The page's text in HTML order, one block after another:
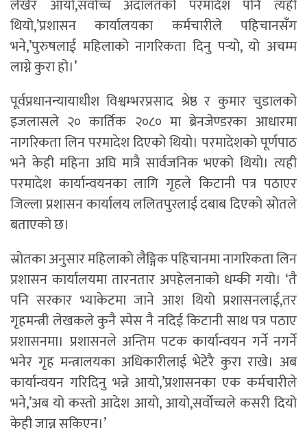
लेखेर आयो,सर्वोच्च अदालतको परमादेश पनि त्यही
थियो,’प्रशासन कार्यालयका कर्मचारीले पहिचानसँग
भने,’पुरुषलाई महिलाको नागरिकता दिनु पर्‍यो, यो अचम्म
लाग्ने कुरा हो।’
पूर्वप्रधानन्यायाधीश विश्वम्भरप्रसाद श्रेष्ठ र कुमार चुडालको
इजलासले २० कार्तिक २०८० मा ब्रेनजेण्डरका आधारमा
नागरिकता लिन परमादेश दिएको थियो। परमादेशको पूर्णपाठ
भने केही महिना अघि मात्रै सार्वजनिक भएको थियो। त्यही
परमादेश कार्यान्वयनका लागि गृहले किटानी पत्र पठाएर
जिल्ला प्रशासन कार्यालय ललितपुरलाई दबाब दिएको स्रोतले
बताएको छ।
स्रोतका अनुसार महिलाको लैङ्गिक पहिचानमा नागरिकता लिन
प्रशासन कार्यालयमा तारनतार अपहेलनाको धम्की गयो। ‘तै
पनि सरकार भ्याकेटमा जाने आश थियो प्रशासनलाई,तर
गृहमन्त्री लेखकले कुनै स्पेस नै नदिई किटानी साथ पत्र पठाए
प्रशासनमा। प्रशासनले अन्तिम पटक कार्यान्वयन गर्ने नगर्ने
भनेर गृह मन्त्रालयका अधिकारीलाई भेटेरै कुरा राखे। अब
कार्यान्वयन गरिदिनु भन्ने आयो,’प्रशासनका एक कर्मचारीले
भने,’अब यो कस्तो आदेश आयो, आयो,सर्वोच्चले कसरी दियो
केही जान्न सकिएन।’